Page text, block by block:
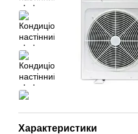
Характеристики